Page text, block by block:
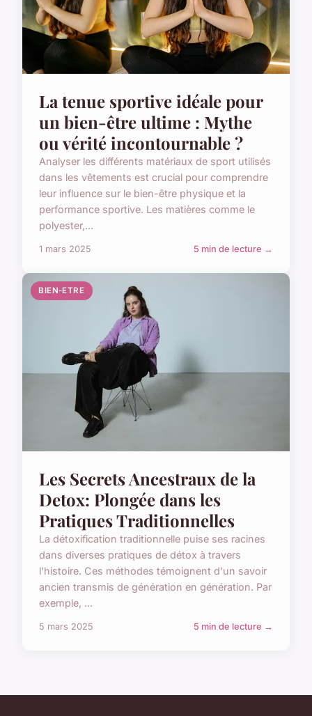
La tenue sportive idéale pour
un bien-être ultime : Mythe
ou vérité incontournable ?
Analyser les différents matériaux de sport utilisés
dans les vêtements est crucial pour comprendre
leur influence sur le bien-être physique et la
performance sportive. Les matières comme le
polyester,...
1 mars 2025 5 min de lecture →
BIEN-ETRE
Les Secrets Ancestraux de la
Detox: Plongée dans les
Pratiques Traditionnelles
La détoxification traditionnelle puise ses racines
dans diverses pratiques de détox à travers
l'histoire. Ces méthodes témoignent d'un savoir
ancien transmis de génération en génération. Par
exemple, ...
5 mars 2025 5 min de lecture →